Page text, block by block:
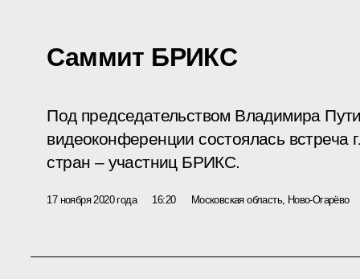
Саммит БРИКС
Под председательством Владимира
видеоконференции состоялась встреча
стран – участниц БРИКС.
17 ноября 2020 года 16:20 Московская область, Ново-Огарёво